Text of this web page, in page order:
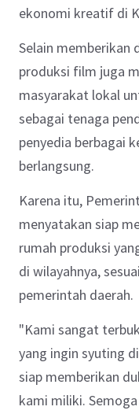
ekonomi kreatif di
Selain memberikan
produksi film juga
masyarakat lokal
sebagai tenaga
penyedia berbagai
berlangsung.
Karena itu,
menyatakan siap
rumah produksi
di wilayahnya,
pemerintah daerah.
"Kami sangat
yang ingin syuting
siap memberikan
kami miliki.